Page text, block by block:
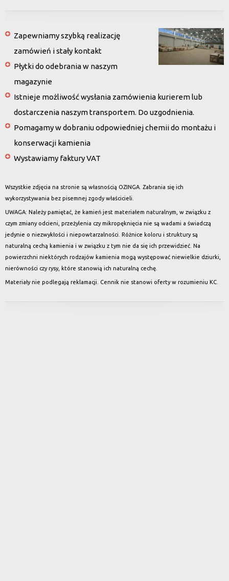
Zapewniamy szybką realizację
zamówień i stały kontakt
Płytki do odebrania w naszym
magazynie
Istnieje możliwość wysłania zamówienia kurierem lub
dostarczenia naszym transportem. Do uzgodnienia.
Pomagamy w dobraniu odpowiedniej chemii do montażu i
konserwacji kamienia
Wystawiamy faktury VAT
Wszystkie zdjęcia na stronie są własnością OZINGA. Zabrania się ich
wykorzystywania bez pisemnej zgody właścicieli.
UWAGA: Należy pamiętać, że kamień jest materiałem naturalnym, w związku z
czym zmiany odcieni, przeżylenia czy mikropęknięcia nie są wadami a świadczą
jedynie o niezwykłości i niepowtarzalności. Różnice koloru i struktury są
naturalną cechą kamienia i w związku z tym nie da się ich przewidzieć. Na
powierzchni niektórych rodzajów kamienia mogą występować niewielkie dziurki,
nierówności czy rysy, które stanowią ich naturalną cechę.
Materiały nie podlegają reklamacji. Cennik nie stanowi oferty w rozumieniu KC.